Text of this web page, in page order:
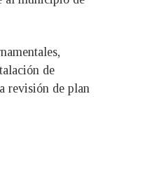
de
revisión de plan